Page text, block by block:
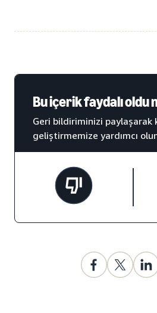
Bu içerik faydalı oldu
Geri bildiriminizi paylaşarak
geliştirmemize yardımcı